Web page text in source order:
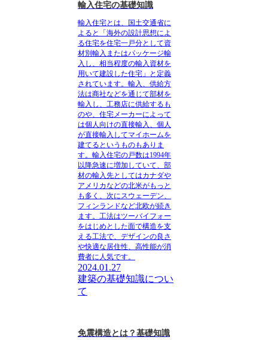
輸入住宅の基礎知識
輸入住宅とは、国土交通省に
よると「海外の設計思想によ
る住宅を住宅一戸分として資
材別輸入またはパッケージ輸
入し、相当程度の輸入資材を
用いて建設した住宅」と定義
されています。 輸入、供給方
法は商社などを通じて部材を
輸入し、工務店に供給するも
のや、住宅メーカーによって
は個人向けの直接輸入、個人
が直接輸入してマイホームを
建てるというものもありま
す。輸入住宅の戸数は1994年
以降急速に増加していて、部
材の輸入先としてはカナダや
アメリカなどの北米がもっと
も多く、次にスウェーデン、
フィンランドなど北欧が続き
ます。工法はツーバイフォー
をはじめとした面で構造を支
える工法で、デザインの良さ
や快適な居住性、高性能が消
費者に人気です。
2024.01.27
建築の基礎知識につい
て
免震構造とは？基礎知識